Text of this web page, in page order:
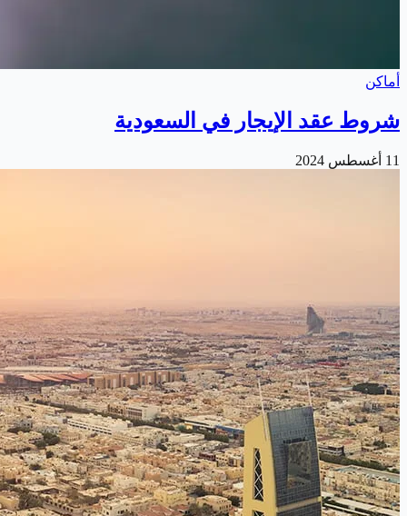
أماكن
شروط عقد الإيجار في السعودية
11 أغسطس 2024